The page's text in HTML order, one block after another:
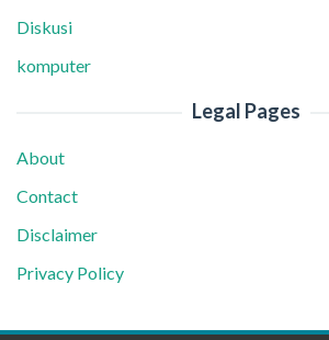
Diskusi
komputer
Legal Pages
About
Contact
Disclaimer
Privacy Policy